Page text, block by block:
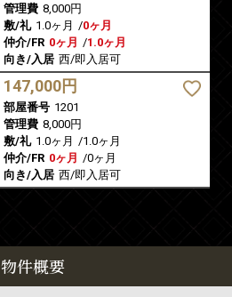
管理費 8,000円
敷/礼 1.0ヶ月 /0ヶ月
仲介/FR 0ヶ月 /1.0ヶ月
向き/入居 西/即入居可
147,000円
部屋番号 1201
管理費 8,000円
敷/礼 1.0ヶ月 /1.0ヶ月
仲介/FR 0ヶ月 /0ヶ月
向き/入居 西/即入居可
物件概要